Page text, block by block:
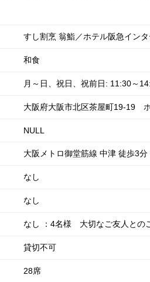
すし割烹 翁鮨／ホテル阪急イン
和食
月～日、祝日、祝前日: 11:30～
大阪府大阪市北区茶屋町19-19
NULL
大阪メトロ御堂筋線 中津 徒歩3分
なし
なし
なし ：4名様 大切なご友人との
貸切不可
28席